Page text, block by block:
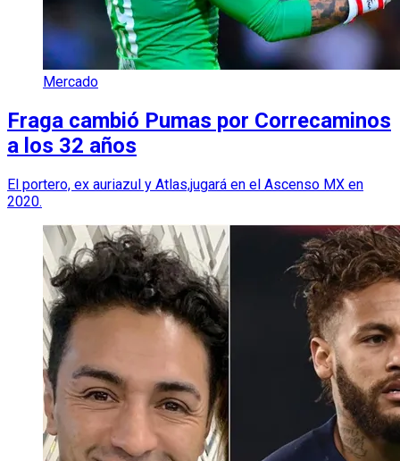
Mercado
Fraga cambió Pumas por Correcaminos
a los 32 años
El portero, ex auriazul y Atlas,jugará en el Ascenso MX en
2020.